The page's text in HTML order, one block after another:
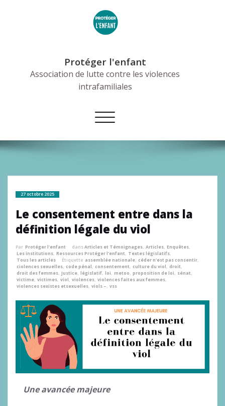
Protéger l'enfant
Association de lutte contre les violences
intrafamiliales
Afficher/masquer
la
27 octobre 2025
Le consentement entre dans la
définition légale du viol
Par Protéger l'enfant dansArticles et Témoignages, Articles, Enquêtes,
Les institutions, Ressources Protéger l'enfant, Textes législatifs,
Tous les articles
Étiquette assemblée nationale, céder n'est pas consentir,
ciolences sexuelles, code pénal, consentement, culture du viol, droit,
droit des femmes, Justice, législatif, loi, metoo, proposition de loi, sénat,
victime, victimes, viol, violences, violences faites aux femmes,
violences sexistes etsexuelles, viols –, vss
Une avancée majeure